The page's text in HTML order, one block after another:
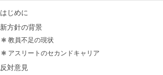
はじめに
新方針の背景
教員不足の現状
アスリートのセカンドキャリア
反対意見